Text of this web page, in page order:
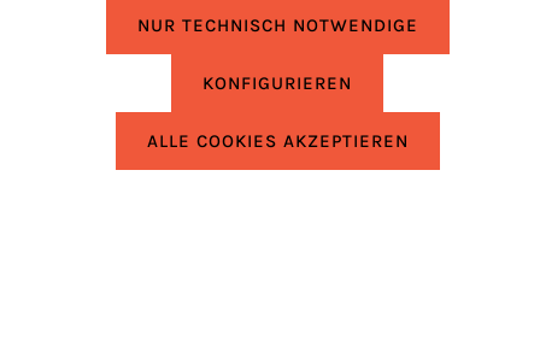
RECHTLICHES
NUR TECHNISCH NOTWENDIGE
KONFIGURIEREN
ALLE COOKIES AKZEPTIEREN